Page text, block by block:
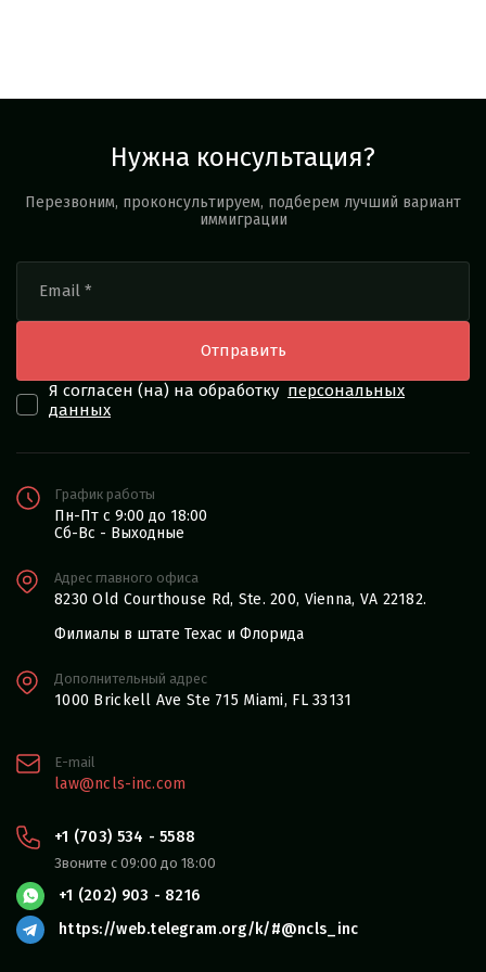
Нужна консультация?
Перезвоним, проконсультируем, подберем лучший вариант
иммиграции
Я согласен (на) на обработку персональных
данных
График работы
Пн-Пт с 9:00 до 18:00
Сб-Вс - Выходные
Адрес главного офиса
8230 Old Courthouse Rd, Ste. 200, Vienna, VA 22182.
Филиалы в штате Техас и Флорида
Дополнительный адрес
1000 Brickell Ave Ste 715 Miami, FL 33131
E-mail
law@ncls-inc.com
+1 (703) 534 - 5588
Звоните с 09:00 до 18:00
+1 (202) 903 - 8216
https://web.telegram.org/k/#@ncls_inc